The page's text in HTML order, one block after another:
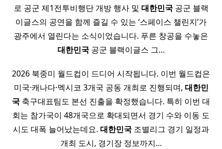
로 공군 제1전투비행단 개방 행사 및 대한민국공군 블랙
이글스의 공연을 함께 즐길 수 있는 ‘스페이스 챌린지’가
광주에서 열린다는 소식이었습니다. 푸른 창공을 수놓은
대한민국공군 블랙이글스 그…
2026 북중미 월드컵이 드디어 시작됩니다. 이번 월드컵은
미국·캐나다·멕시코 3개국 공동 개최로 진행되며, 대한민
국 축구대표팀도 본선 진출을 확정했습니다. 특히 이번 대
회는 참가국이 48개국으로 확대되면서 경기 수와 이동 도
시도 대폭 늘어났는데요. 대한민국 조별리그 경기 일정과
개최 도시, 경기장 정보까지…